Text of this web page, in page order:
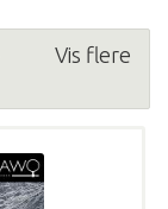
Vis flere